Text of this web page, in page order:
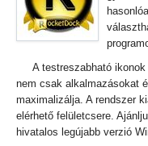
A testreszabható
nem csak alkalmazásokat
maximalizálja. A rendszer
elérhető felületcsere.
hivatalos legújabb verzió